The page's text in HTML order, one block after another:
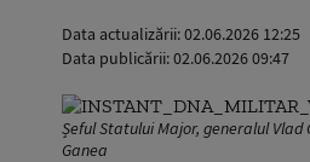
Data actualizării:02.06.2026 12:25
Data publicării:02.06.2026 09:47
Șeful Statului Major, generalul
Ganea